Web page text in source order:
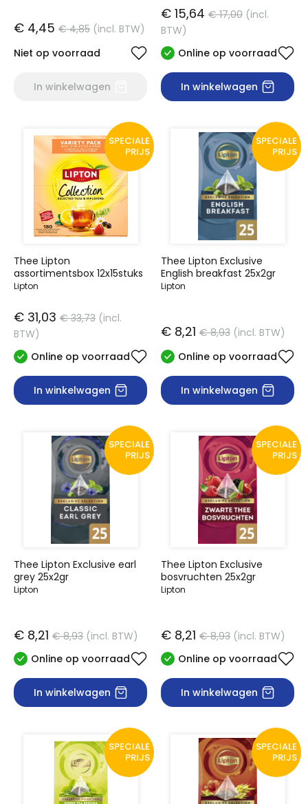
€ 4,45 € 4,85 (incl. BTW)
Niet op voorraad
In winkelwagen
€ 15,64 € 17,00 (incl.
BTW)
Online op voorraad
In winkelwagen
SPECIALE
PRIJS
Thee Lipton
assortimentsbox 12x15stuks
Lipton
€ 31,03 € 33,73 (incl.
BTW)
Online op voorraad
In winkelwagen
SPECIALE
PRIJS
Thee Lipton Exclusive
English breakfast 25x2gr
Lipton
€ 8,21 € 8,93 (incl. BTW)
Online op voorraad
In winkelwagen
SPECIALE
PRIJS
Thee Lipton Exclusive earl
grey 25x2gr
Lipton
€ 8,21 € 8,93 (incl. BTW)
Online op voorraad
In winkelwagen
SPECIALE
PRIJS
Thee Lipton Exclusive
bosvruchten 25x2gr
Lipton
€ 8,21 € 8,93 (incl. BTW)
Online op voorraad
In winkelwagen
SPECIALE
PRIJS
SPECIALE
PRIJS